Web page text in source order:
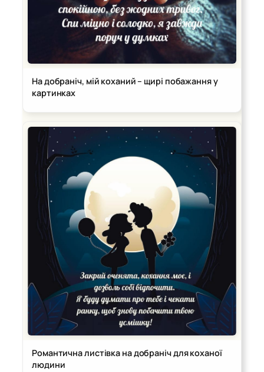
На добраніч, мій коханий – щирі побажання у
картинках
Романтична листівка на добраніч для коханої
людини